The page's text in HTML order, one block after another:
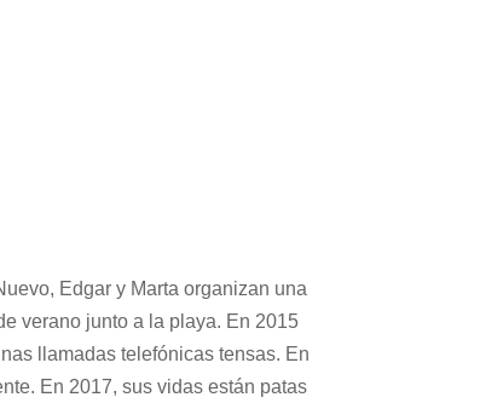
Edgar y Marta organizan una
verano junto a la playa. En 2015
llamadas telefónicas tensas. En
En 2017, sus vidas están patas